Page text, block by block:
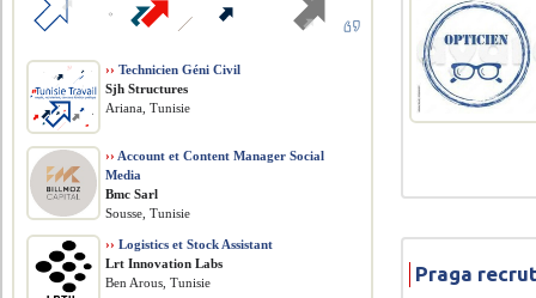
Praga
›› Technicien Géni Civil
Sjh Structures
Ariana, Tunisie
›› Account et Content Manager Social
Media
Bmc Sarl
Sousse, Tunisie
›› Logistics et Stock Assistant
Lrt Innovation Labs
Ben Arous, Tunisie